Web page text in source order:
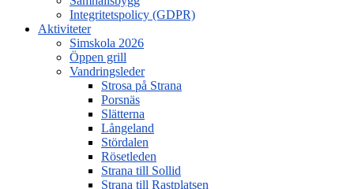
Integritetspolicy (GDPR)
Aktiviteter
Simskola 2026
Öppen grill
Vandringsleder
Strosa på Strana
Porsnäs
Slätterna
Långeland
Stördalen
Rösetleden
Strana till Sollid
Strana till Rastplatsen